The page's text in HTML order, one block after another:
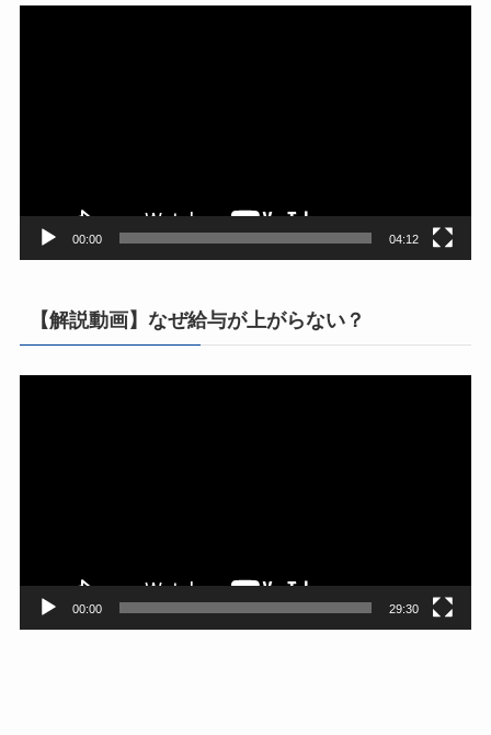
00:00 04:12
【解説動画】なぜ給与が上がらない？
00:00 29:30